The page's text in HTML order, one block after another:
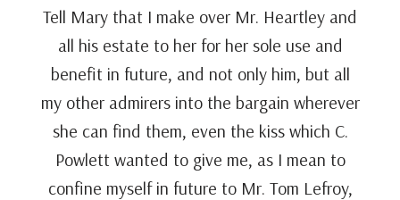
Tell Mary that I make over Mr. Heartley and
all his estate to her for her sole use and
benefit in future, and not only him, but all
my other admirers into the bargain wherever
she can find them, even the kiss which C.
Powlett wanted to give me, as I mean to
confine myself in future to Mr. Tom Lefroy,